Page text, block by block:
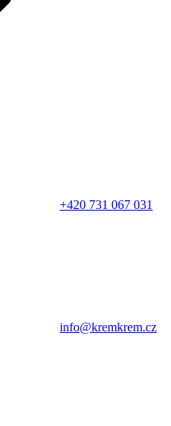
+420 731 067 031
info@kremkrem.cz